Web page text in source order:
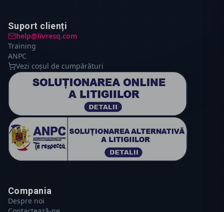
Suport clienți
help@livresq.com
Training
ANPC
Vezi coșul de cumpărături
Compania
Despre noi